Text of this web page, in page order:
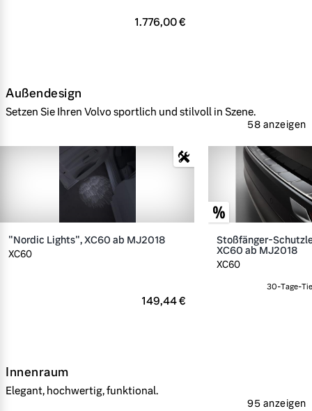
1.776,00 €
Außendesign
Setzen Sie Ihren Volvo sportlich und stilvoll in Szene.
58 anzeigen
"Nordic Lights", XC60 ab MJ2018
XC60
149,44 €
Stoßfänger-
XC60 ab MJ2018
XC60
30-Tage-
Innenraum
Elegant, hochwertig, funktional.
95 anzeigen